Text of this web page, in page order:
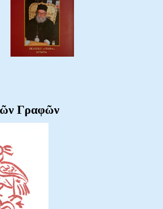
Γραφῶν